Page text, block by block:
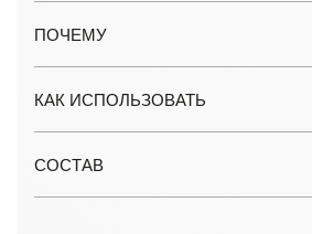
ПОЧЕМУ
КАК ИСПОЛЬЗОВАТЬ
СОСТАВ